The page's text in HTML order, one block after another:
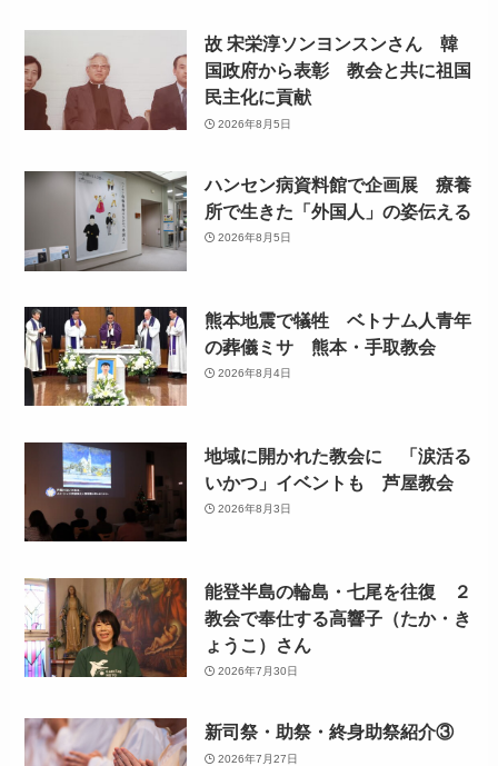
故 宋栄淳ソンヨンスンさん 韓
国政府から表彰 教会と共に祖国
民主化に貢献
2026年8月5日
ハンセン病資料館で企画展 療養
所で生きた「外国人」の姿伝える
2026年8月5日
熊本地震で犠牲 ベトナム人青年
の葬儀ミサ 熊本・手取教会
2026年8月4日
地域に開かれた教会に 「涙活る
いかつ」イベントも 芦屋教会
2026年8月3日
能登半島の輪島・七尾を往復 ２
教会で奉仕する高響子（たか・き
ょうこ）さん
2026年7月30日
新司祭・助祭・終身助祭紹介③
2026年7月27日